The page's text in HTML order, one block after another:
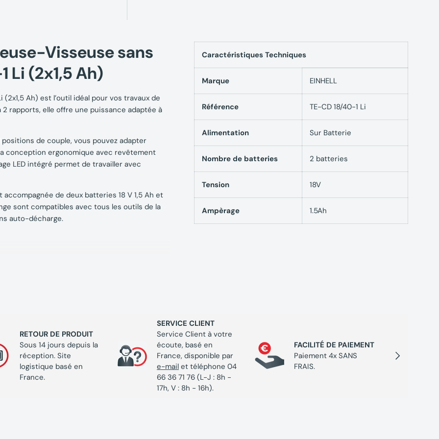
Visseuse sans
Li (2x1,5 Ah)
(2x1,5 Ah) est l’outil idéal pour vos travaux de
rapports, elle offre une puissance adaptée à
de couple, vous pouvez adapter
conception ergonomique avec revêtement
LED intégré permet de travailler avec
de deux batteries 18 V 1,5 Ah et
sont compatibles avec tous les outils de la
auto-décharge.
Perceuse-
Caractéristiques Techniques
Marque EINHELL
Référence TE-CD 18/40-1 Li
Alimentation Sur Batterie
Nombre de batteries 2 batteries
Tension 18V
Ampèrage 1.5Ah
Suivant
RETOUR DE PRODUIT
Sous 14 jours depuis la
réception. Site
logistique basé en
France.
SERVICE CLIENT
Service Client à votre
écoute, basé en
France, disponible par
e-mail et téléphone 04
66 36 71 76 (L-J : 8h -
17h, V : 8h - 16h).
FACILITÉ DE PAIEMENT
Paiement 4x SANS
FRAIS.